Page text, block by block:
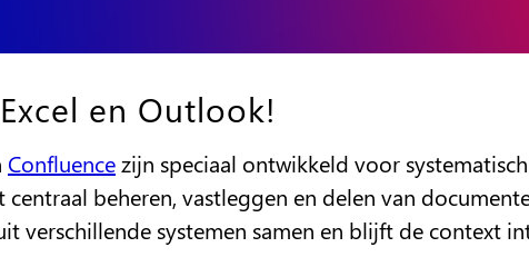
en Outlook!
Confluencezijn speciaal ontwikkeld voor
centraal beheren, vastleggen en delen van
verschillende systemen samen en blijft de context